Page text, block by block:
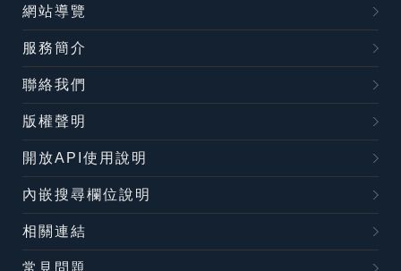
網站導覽
服務簡介
聯絡我們
版權聲明
開放API使用說明
內嵌搜尋欄位說明
相關連結
常見問題